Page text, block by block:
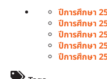
ปีการศึกษา
ปีการศึกษา
ปีการศึกษา
ปีการศึกษา
ปีการศึกษา